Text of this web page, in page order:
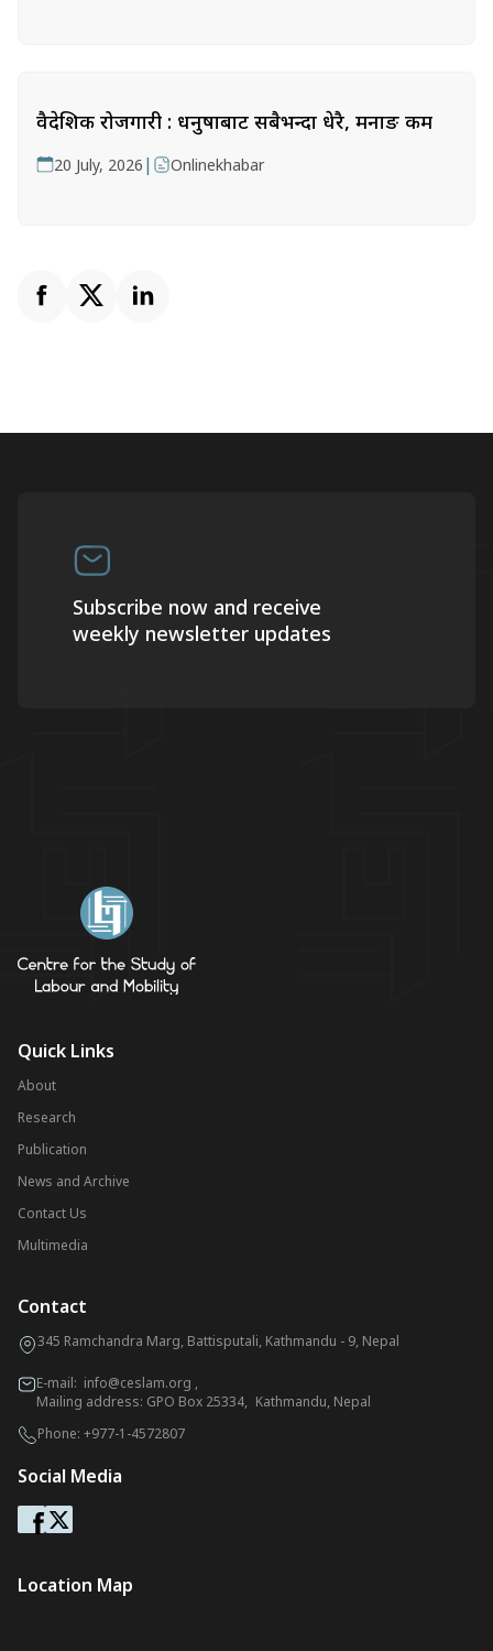
वैदेशिक रोजगारी : धनुषाबाट सबैभन्दा धेरै, मनाङ कम
20 July, 2026 | Onlinekhabar
Subscribe now and receive
weekly newsletter updates
Quick Links
About
Research
Publication
News and Archive
Contact Us
Multimedia
Contact
345 Ramchandra Marg, Battisputali, Kathmandu - 9, Nepal
E-mail: info@ceslam.org ,
Mailing address: GPO Box 25334, Kathmandu, Nepal
Phone: +977-1-4572807
Social Media
Location Map